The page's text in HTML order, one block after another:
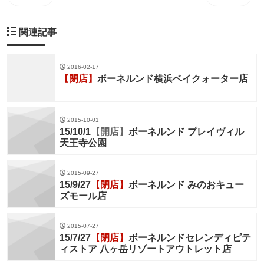
関連記事
2016-02-17
【閉店】 ボーネルンド横浜ベイクォーター店
2015-10-01
15/10/1 【開店】 ボーネルンド プレイヴィル
天王寺公園
2015-09-27
15/9/27 【閉店】 ボーネルンド みのおキュー
ズモール店
2015-07-27
15/7/27 【閉店】 ボーネルンドセレンディピテ
ィストア 八ヶ岳リゾートアウトレット店